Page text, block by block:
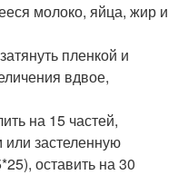
молоко, яйца, жир и
пленкой и
вдвое,
на 15 частей,
застеленную
оставить на 30